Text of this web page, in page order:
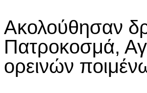
Ακολούθησαν
Πατροκοσμά,
ορεινών